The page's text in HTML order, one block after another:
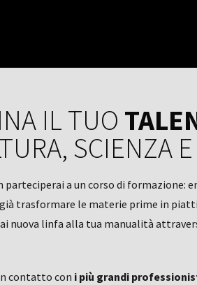
IL TUO
SCIENZA
parteciperai a un corso di formazione:
trasformare le materie prime in
nuova linfa alla tua manualità
contatto con i più grandi